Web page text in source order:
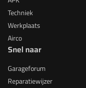
Techniek
Werkplaats
Airco
Snel naar
Garageforum
Reparatiewijzer